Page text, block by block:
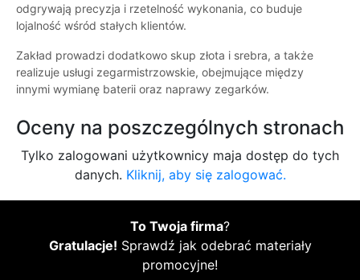
odgrywają precyzja i rzetelność wykonania, co buduje
lojalność wśród stałych klientów.
Zakład prowadzi dodatkowo skup złota i srebra, a także
realizuje usługi zegarmistrzowskie, obejmujące między
innymi wymianę baterii oraz naprawy zegarków.
Oceny na poszczególnych stronach
Tylko zalogowani użytkownicy maja dostęp do tych
danych. Kliknij, aby się zalogować.
To Twoja firma?
Gratulacje! Sprawdź jak odebrać materiały
promocyjne!